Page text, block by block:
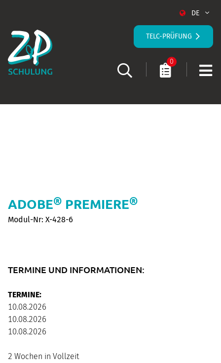
DE
TELC-PRÜFUNG
0
ADOBE® PREMIERE®
Modul-Nr: X-428-6
TERMINE UND INFORMATIONEN:
TERMINE:
10.08.2026
10.08.2026
10.08.2026
2 Wochen in Vollzeit